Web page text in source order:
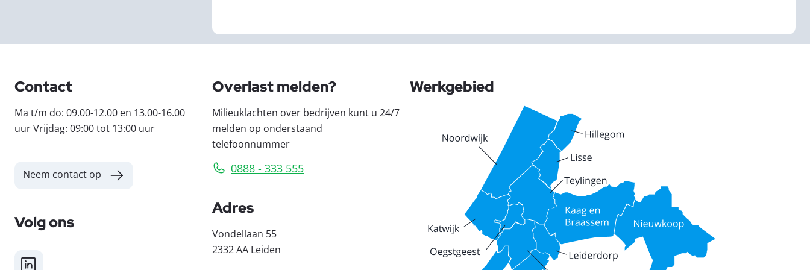
Contact
Ma t/m do: 09.00-12.00 en 13.00-16.00
uur Vrijdag: 09:00 tot 13:00 uur
Neem contact op
Volg ons
LinkedIn
Overlast melden?
Milieuklachten over bedrijven kunt u 24/7
melden op onderstaand
telefoonnummer
0888 - 333 555
Adres
Vondellaan 55
2332 AA Leiden
Werkgebied